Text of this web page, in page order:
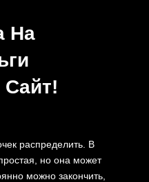
На
распределить. В
но она может
можно закончить,